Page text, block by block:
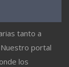
tanto a
portal
los